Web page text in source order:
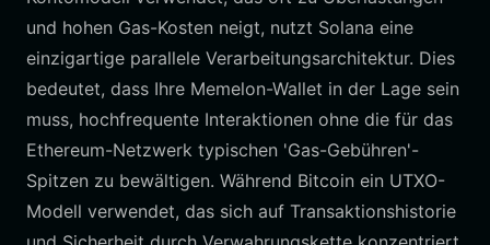
und hohen Gas-Kosten neigt, nutzt Solana eine
einzigartige parallele Verarbeitungsarchitektur. Dies
bedeutet, dass Ihre Memelon-Wallet in der Lage sein
muss, hochfrequente Interaktionen ohne die für das
Ethereum-Netzwerk typischen 'Gas-Gebühren'-
Spitzen zu bewältigen. Während Bitcoin ein UTXO-
Modell verwendet, das sich auf Transaktionshistorie